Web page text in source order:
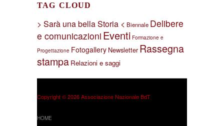
TAG CLOUD
> Sarà una bella Storia < Biennale Delibere
e comunicazioni Eventi Formazione e
Progettazione Fotogallery Newsletter Rassegna
stampa Relazioni e saggi
Copyright © 2026 Associazione Nazionale BdT
HOME